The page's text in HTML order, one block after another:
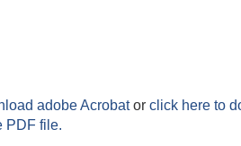
adobe Acrobator click here to
PDF file.